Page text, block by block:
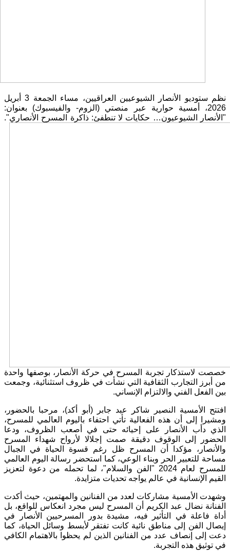
نظم ستوديو الأنصار الشيوعيين العراقيين، مساء الجمعة 3 أبريل
2026، أمسية حوارية عبر منصتي (الزوم- والفيسبوك) بعنوان:
"الأنصار الشيوعيون… حكايات لاتنطفئ: ذاكرة المسرح الأنصاري".
خصصت لاستذكار تجربة المسرح في حركة الأنصار، بوصفها واحدة
من أبرز التجارب الثقافية التي نشأت في ظروف استثنائية، وجمعت
بين الفعل الفني والالتزام الإنساني.
افتتح الأمسية النصير شاكر عبد جابر (أبو أكد)، مرحبا بالحضور،
ومشيرا إلى أن هذه الفعالية تأتي احتفاء باليوم العالمي للمسرح،
الذي دأب الأنصار على إحيائه حتى في أصعب الظروف، ودعا
الحضور إلى الوقوف دقيقة صمت إجلالا لأرواح شهداء المسرح
والأنصار، مؤكدا أن المسرح ظل رغم قسوة الحياة في الجبال
مساحة للتعبير الحر وبناء الوعي، كما استحضر رسالة اليوم العالمي
للمسرح لعام 2024 "الفن والسلام"، لما تحمله من دعوة لتعزيز
القيم الإنسانية في عالم يواجه تحديات متزايدة.
وشهدت الأمسية مشاركات لعدد من الفنانين والمهتمين، حيث أكدت
الفنانة نضال عبد الكريم أن المسرح ليس مجرد انعكاس للواقع، بل
أداة فاعلة في التأثير فيه، مشيدة بدور المسرحيين الأنصار في
إيصال الفن إلى مناطق نائية كانت تفتقر لأبسط وسائل الحياة، كما
دعت إلى إنصاف عدد من الفنانين الذين لم يحظوا بالاهتمام الكافي
في توثيق هذه التجربة.